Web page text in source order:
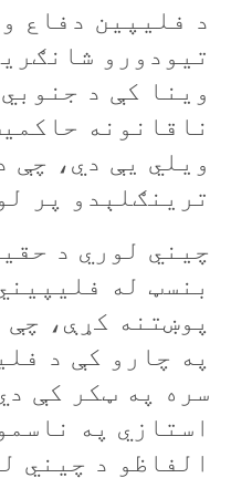
د فليپين دفاع
تیودورو
وينا کې د
ناقانونه
ويلي يې دي، چې
ترینګلېدو پر
چيني لوري د
بنسټ له
پوښتنه کړې،
په چارو کې د
سره په ټکر کې
استازي په
الفاظو د چيني